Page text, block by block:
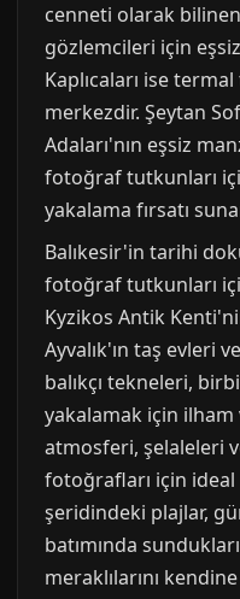
cenneti olarak
gözlemcileri için
Kaplıcaları ise
merkezdir. Şeytan
Adaları'nın eşsiz
fotoğraf tutkunları
yakalama fırsatı
Balıkesir'in tarihi
fotoğraf tutkunları
Kyzikos Antik
Ayvalık'ın taş evleri
balıkçı tekneleri,
yakalamak için ilham
atmosferi, şelaleleri
fotoğrafları için
şeridindeki plajlar,
batımında
meraklılarını